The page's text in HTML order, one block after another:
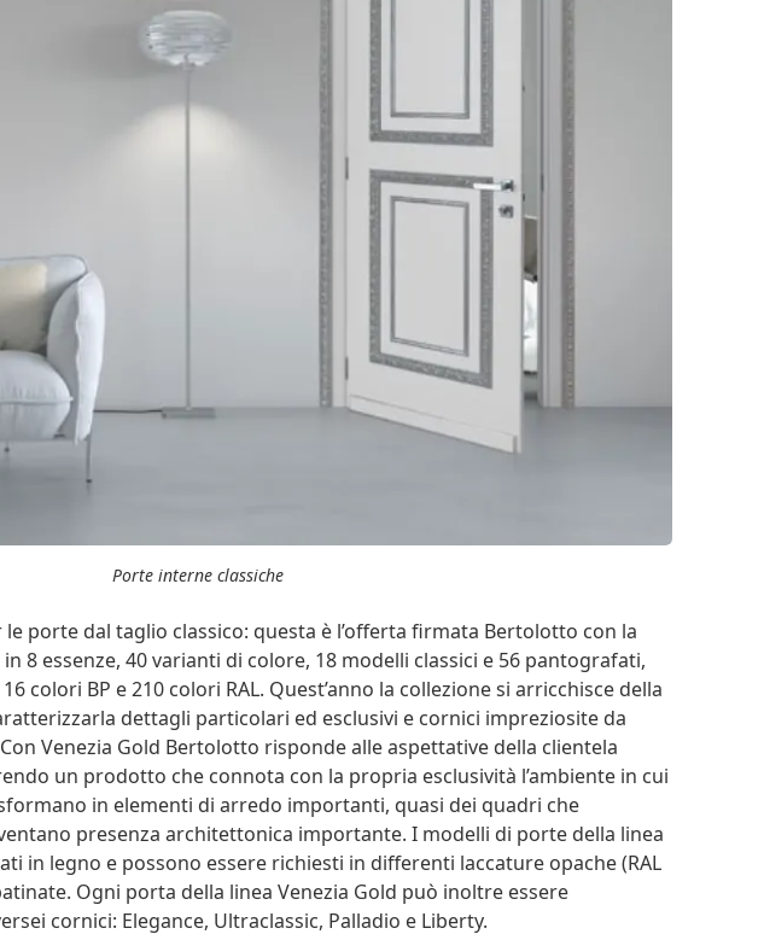
Porte interne classiche
porte dal taglio classico: questa è l’offerta firmata Bertolotto con la
8 essenze, 40 varianti di colore, 18 modelli classici e 56 pantografati,
colori BP e 210 colori RAL. Quest’anno la collezione si arricchisce della
dettagli particolari ed esclusivi e cornici impreziosite da
Venezia Gold Bertolotto risponde alle aspettative della clientela
un prodotto che connota con la propria esclusività l’ambiente in cui
in elementi di arredo importanti, quasi dei quadri che
presenza architettonica importante. I modelli di porte della linea
in legno e possono essere richiesti in differenti laccature opache (RAL
Ogni porta della linea Venezia Gold può inoltre essere
cornici: Elegance, Ultraclassic, Palladio e Liberty.